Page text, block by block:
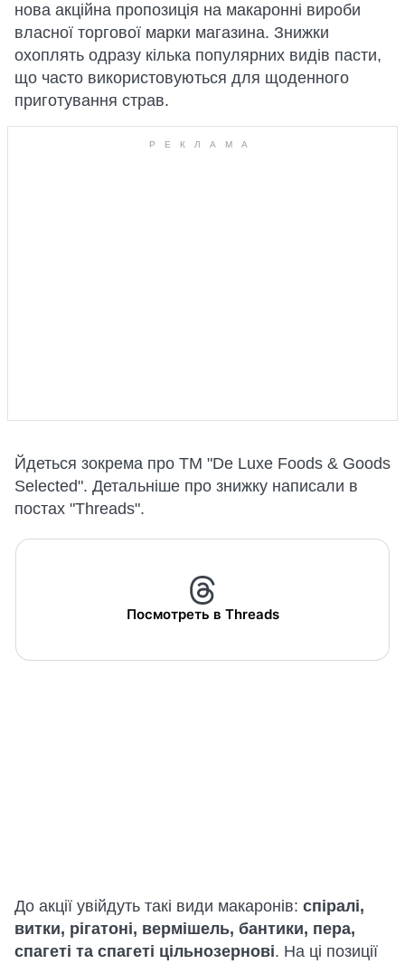
нова акційна пропозиція на макаронні вироби
власної торгової марки магазина. Знижки
охоплять одразу кілька популярних видів пасти,
що часто використовуються для щоденного
приготування страв.
Йдеться зокрема про ТМ "De Luxe Foods & Goods
Selected". Детальніше про знижку написали в
постах "Threads".
Посмотреть в Threads
До акції увійдуть такі види макаронів: спіралі,
витки, рігатоні, вермішель, бантики, пера,
спагеті та спагеті цільнозернові. На ці позиції